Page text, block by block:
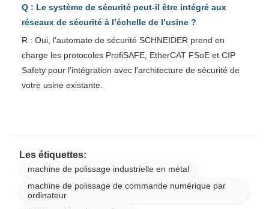
Q : Le système de sécurité peut-il être intégré aux
réseaux de sécurité à l’échelle de l’usine ?
R : Oui, l'automate de sécurité SCHNEIDER prend en
charge les protocoles ProfiSAFE, EtherCAT FSoE et CIP
Safety pour l'intégration avec l'architecture de sécurité de
votre usine existante.
Les étiquettes:
machine de polissage industrielle en métal
machine de polissage de commande numérique par
ordinateur